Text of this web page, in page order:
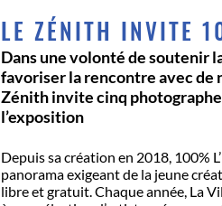
LE ZÉNITH INVITE
Dans une volonté de soutenir
favoriser la rencontre avec de
Zénith invite cinq
l’exposition
Depuis sa création en 2018, 100%
panorama exigeant de la jeune
libre et gratuit. Chaque année, La